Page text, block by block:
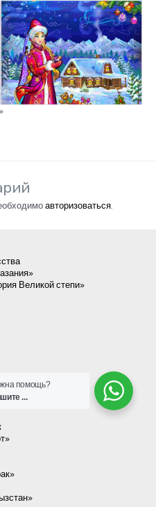
авторизоваться.
Великой степи»
помощь?
...